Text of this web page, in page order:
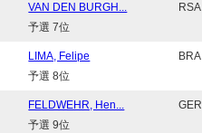
VAN DEN BURGH...
予選 7位
RSA
LIMA, Felipe
予選 8位
BRA
FELDWEHR, Hen...
予選 9位
GER